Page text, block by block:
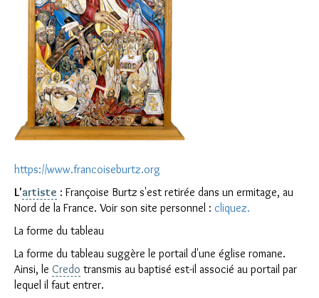
https://www.francoiseburtz.org
L'artiste : Françoise Burtz s'est retirée dans un ermitage, au
Nord de la France. Voir son site personnel : cliquez.
La forme du tableau
La forme du tableau suggère le portail d'une église romane.
Ainsi, le Credo transmis au baptisé est-il associé au portail par
lequel il faut entrer.